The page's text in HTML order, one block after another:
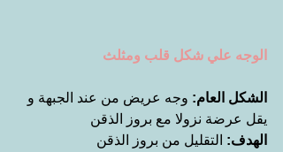
الوجه علي شكل قلب ومثلث
الشكل العام: وجه عريض من عند الجبهة و
يقل عرضة نزولا مع بروز الذقن
الهدف: التقليل من بروز الذقن